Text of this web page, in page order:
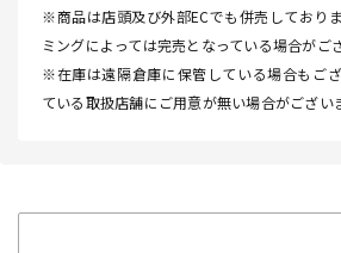
※商品は店頭及び外部ECでも併売しており
ミングによっては完売となっている場合がご
※在庫は遠隔倉庫に保管している場合もご
ている取扱店舗にご用意が無い場合がござい